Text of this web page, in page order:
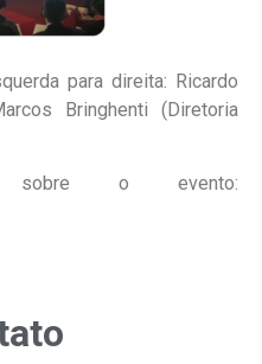
para direita: Ricardo
Bringhenti (Diretoria
sobre o evento: